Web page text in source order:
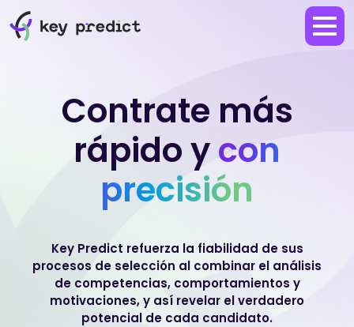
Contrate más
rápidoycon
precisión
Key Predict refuerza la fiabilidad de sus
procesos de selección al combinar el análisis
de competencias, comportamientos y
motivaciones, y así revelar el verdadero
potencial de cada candidato.